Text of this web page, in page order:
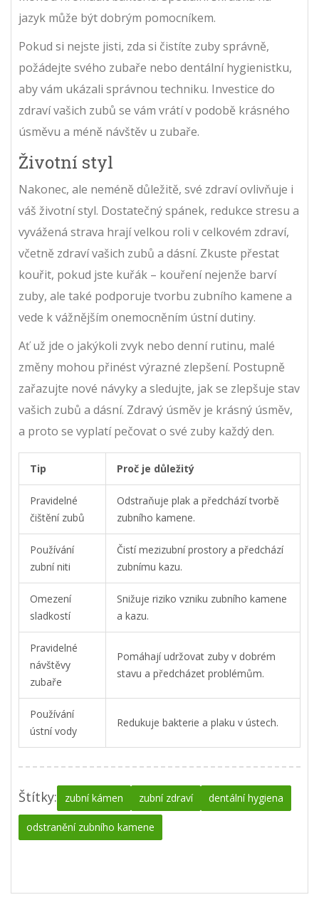
jazyk může být dobrým pomocníkem.
Pokud si nejste jisti, zda si čistíte zuby správně,
požádejte svého zubaře nebo dentální hygienistku,
aby vám ukázali správnou techniku. Investice do
zdraví vašich zubů se vám vrátí v podobě krásného
úsměvu a méně návštěv u zubaře.
Životní styl
Nakonec, ale neméně důležitě, své zdraví ovlivňuje i
váš životní styl. Dostatečný spánek, redukce stresu a
vyvážená strava hrají velkou roli v celkovém zdraví,
včetně zdraví vašich zubů a dásní. Zkuste přestat
kouřit, pokud jste kuřák – kouření nejenže barví
zuby, ale také podporuje tvorbu zubního kamene a
vede k vážnějším onemocněním ústní dutiny.
Ať už jde o jakýkoli zvyk nebo denní rutinu, malé
změny mohou přinést výrazné zlepšení. Postupně
zařazujte nové návyky a sledujte, jak se zlepšuje stav
vašich zubů a dásní. Zdravý úsměv je krásný úsměv,
a proto se vyplatí pečovat o své zuby každý den.
Tip Proč je důležitý
Pravidelné
čištění zubů
Odstraňuje plak a předchází tvorbě
zubního kamene.
Používání
zubní niti
Čistí mezizubní prostory a předchází
zubnímu kazu.
Omezení
sladkostí
Snižuje riziko vzniku zubního kamene
a kazu.
Pravidelné
návštěvy
zubaře
Pomáhají udržovat zuby v dobrém
stavu a předcházet problémům.
Používání
ústní vody
Redukuje bakterie a plaku v ústech.
Štítky: zubní kámen zubní zdraví dentální hygiena
odstranění zubního kamene